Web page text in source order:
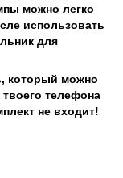
можно легко
использовать
для
который можно
телефона
не входит!